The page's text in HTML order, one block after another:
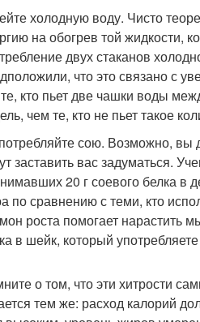
холодную воду. Чисто
на обогрев той жидкости,
двух стаканов
что это связано с
те, кто пьет две чашки воды
чем те, кто не пьет такое
сою. Возможно,
заставить вас задуматься.
20 г соевого белка в
по сравнению с теми, кто
роста помогает нарастить
в шейк, который
о том, что эти хитрости
тем же: расход калорий